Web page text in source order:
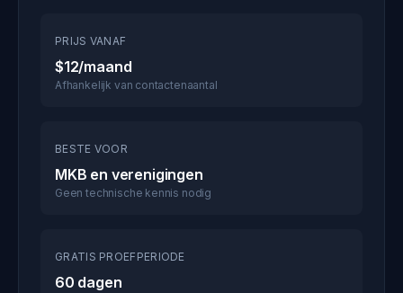
PRIJS VANAF
$12/maand
Afhankelijk van contactenaantal
BESTE VOOR
MKB en verenigingen
Geen technische kennis nodig
GRATIS PROEFPERIODE
60 dagen